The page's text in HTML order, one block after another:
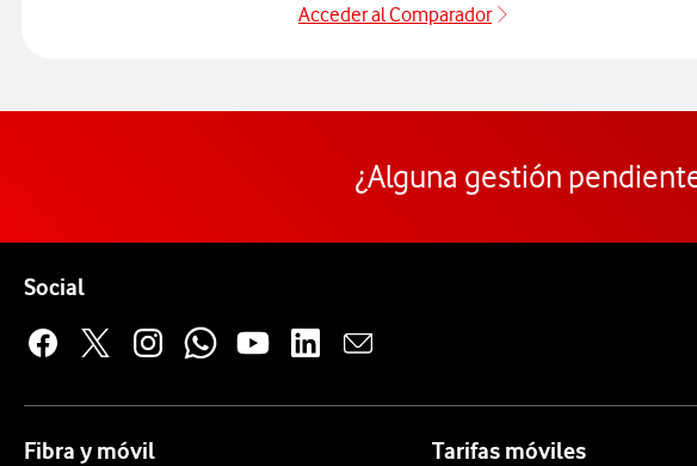
Acceder al Comparador
¿Alguna gestión
SocialEnlaces a las redes sociales de Vodafone
Fibra y móvil Tarifas móviles